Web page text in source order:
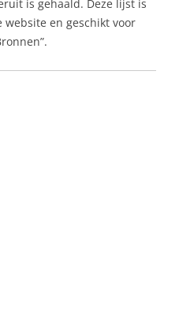
is gehaald. Deze lijst is
en geschikt voor